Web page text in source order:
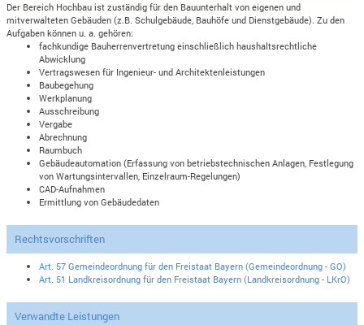
Der Bereich Hochbau ist zuständig für den Bauunterhalt von eigenen und
mitverwalteten Gebäuden (z.B. Schulgebäude, Bauhöfe und Dienstgebäude). Zu den
Aufgaben können u. a. gehören:
fachkundige Bauherrenvertretung einschließlich haushaltsrechtliche
Abwicklung
Vertragswesen für Ingenieur- und Architektenleistungen
Baubegehung
Werkplanung
Ausschreibung
Vergabe
Abrechnung
Raumbuch
Gebäudeautomation (Erfassung von betriebstechnischen Anlagen, Festlegung
von Wartungsintervallen, Einzelraum-Regelungen)
CAD-Aufnahmen
Ermittlung von Gebäudedaten
Rechtsvorschriften
Art. 57 Gemeindeordnung für den Freistaat Bayern (Gemeindeordnung - GO)
Art. 51 Landkreisordnung für den Freistaat Bayern (Landkreisordnung - LKrO)
Verwandte Leistungen